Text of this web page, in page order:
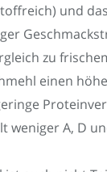
und
zu
einen
weniger A, D